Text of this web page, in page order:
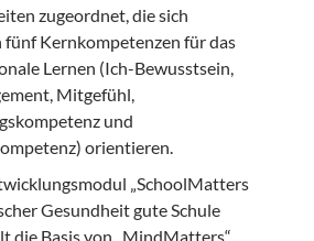
zugeordnet, die sich
fünf Kernkompetenzen für das
Lernen (Ich-Bewusstsein,
Mitgefühl,
und
orientieren.
„SchoolMatters
Gesundheit gute Schule
die Basis von „MindMatters“